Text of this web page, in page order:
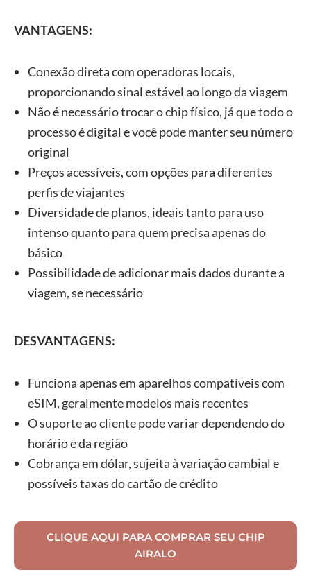
Unido
VANTAGENS:
Conexão direta com operadoras locais,
proporcionando sinal estável ao longo da viagem
Não é necessário trocar o chip físico, já que todo o
processo é digital e você pode manter seu número
original
Preços acessíveis, com opções para diferentes
perfis de viajantes
Diversidade de planos, ideais tanto para uso
intenso quanto para quem precisa apenas do
básico
Possibilidade de adicionar mais dados durante a
viagem, se necessário
DESVANTAGENS:
Funciona apenas em aparelhos compatíveis com
eSIM, geralmente modelos mais recentes
O suporte ao cliente pode variar dependendo do
horário e da região
Cobrança em dólar, sujeita à variação cambial e
possíveis taxas do cartão de crédito
CLIQUE AQUI PARA COMPRAR SEU CHIP
AIRALO